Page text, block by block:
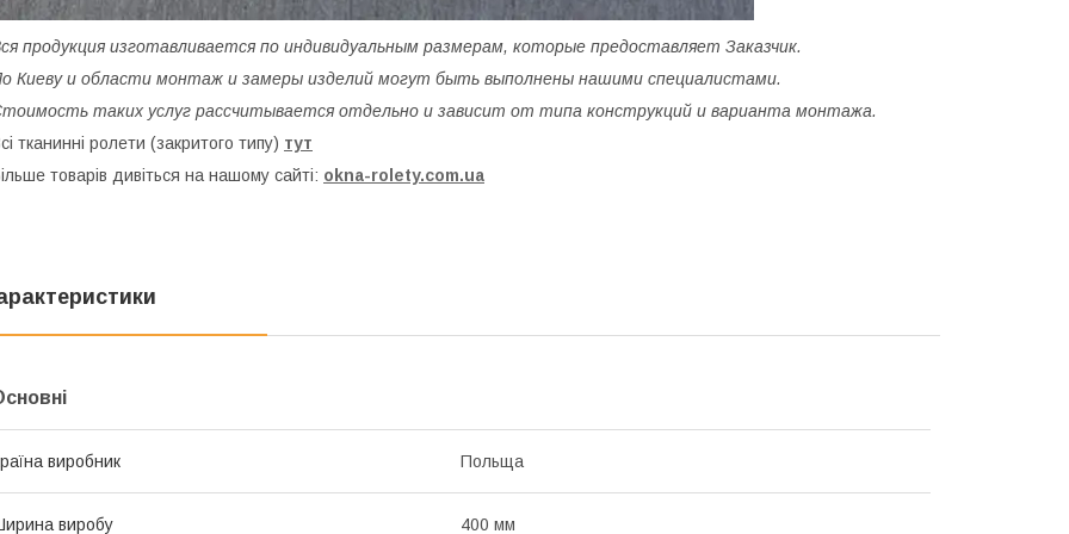
продукция изготавливается по индивидуальным размерам, которые предоставляет Заказчик.
Киеву и области монтаж и замеры изделий могут быть выполнены нашими специалистами.
таких услуг рассчитывается отдельно и зависит от типа конструкций и варианта монтажа.
тканинні ролети (закритого типу) тут
товарів дивіться на нашому сайті: okna-rolety.com.ua
виробник Польща
виробу 400 мм